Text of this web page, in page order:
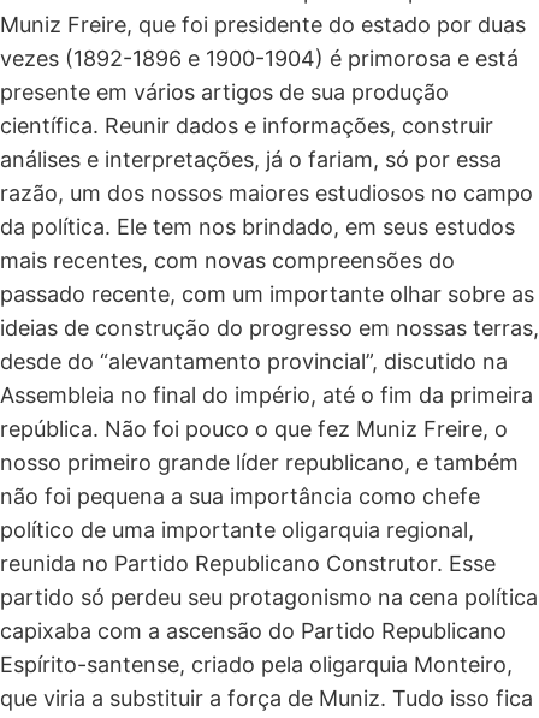
Muniz Freire, que foi presidente do estado por duas
vezes (1892-1896 e 1900-1904) é primorosa e está
presente em vários artigos de sua produção
científica. Reunir dados e informações, construir
análises e interpretações, já o fariam, só por essa
razão, um dos nossos maiores estudiosos no campo
da política. Ele tem nos brindado, em seus estudos
mais recentes, com novas compreensões do
passado recente, com um importante olhar sobre as
ideias de construção do progresso em nossas terras,
desde do “alevantamento provincial”, discutido na
Assembleia no final do império, até o fim da primeira
república. Não foi pouco o que fez Muniz Freire, o
nosso primeiro grande líder republicano, e também
não foi pequena a sua importância como chefe
político de uma importante oligarquia regional,
reunida no Partido Republicano Construtor. Esse
partido só perdeu seu protagonismo na cena política
capixaba com a ascensão do Partido Republicano
Espírito-santense, criado pela oligarquia Monteiro,
que viria a substituir a força de Muniz. Tudo isso fica